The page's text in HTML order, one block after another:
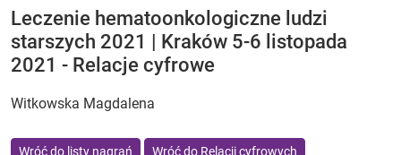
Leczenie hematoonkologiczne ludzi
starszych 2021 | Kraków 5-6 listopada
2021 - Relacje cyfrowe
Witkowska Magdalena
Wróć do listy nagrań Wróć do Relacji cyfrowych